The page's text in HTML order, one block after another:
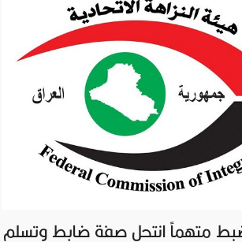
متهماً انتحل صفة ضابط وتسلم